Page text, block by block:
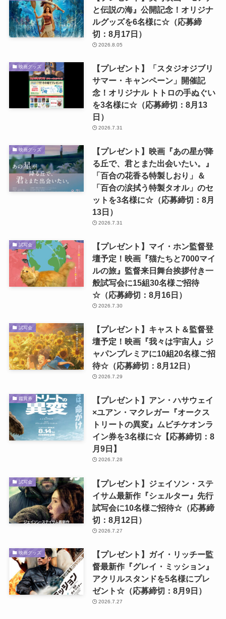
と伝説の海』公開記念！オリジナ
ルグッズを6名様に☆（応募締
切：8月17日）
2026.8.05
映画グッズ
【プレゼント】「スタジオジブリ
サマー・キャンペーン」開催記
念！オリジナル トトロの手ぬぐい
を3名様に☆（応募締切：8月13
日）
2026.7.31
映画グッズ
【プレゼント】映画『あの星が降
る丘で、君とまた出会いたい。』
「百合の花香る特製しおり」＆
「百合の涙拭う特製タオル」のセ
ットを3名様に☆（応募締切：8月
13日）
2026.7.31
試写会
【プレゼント】マイ・ホン監督登
壇予定！映画『猫たちと7000マイ
ルの旅』監督来日舞台挨拶付き一
般試写会に15組30名様ご招待
☆（応募締切：8月16日）
2026.7.30
試写会
【プレゼント】キャスト＆監督登
壇予定！映画『我々は宇宙人』ジ
ャパンプレミアに10組20名様ご招
待☆（応募締切：8月12日）
2026.7.29
鑑賞券
【プレゼント】アン・ハサウェイ
×ユアン・マクレガー『オークス
トリートの異変』ムビチケオンラ
イン券を3名様に☆【応募締切：8
月9日】
2026.7.28
試写会
【プレゼント】ジェイソン・ステ
イサム最新作『シェルター』先行
試写会に10名様ご招待☆（応募締
切：8月12日）
2026.7.27
映画グッズ
【プレゼント】ガイ・リッチー監
督最新作『グレイ・ミッション』
アクリルスタンドを5名様にプレ
ゼント☆（応募締切：8月9日）
2026.7.27